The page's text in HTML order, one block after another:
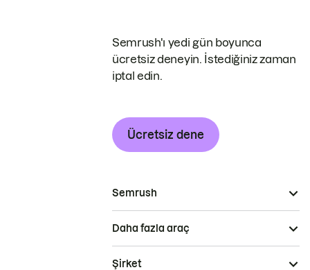
Semrush'ı yedi gün boyunca
ücretsiz deneyin. İstediğiniz zaman
iptal edin.
Ücretsiz dene
Semrush
Daha fazla araç
Şirket